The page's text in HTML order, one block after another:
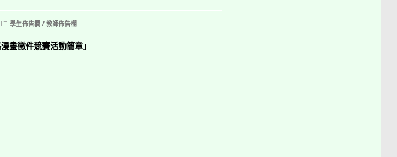
Post學生佈告欄 /教師佈告欄
畫徵件競賽活動簡章」